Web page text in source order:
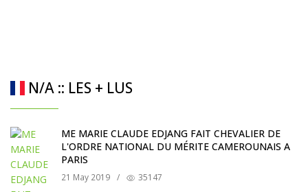
N/A :: LES + LUS
ME MARIE CLAUDE EDJANG FAIT CHEVALIER DE
L'ORDRE NATIONAL DU MÉRITE CAMEROUNAIS A
PARIS
21 May 2019 / 35147